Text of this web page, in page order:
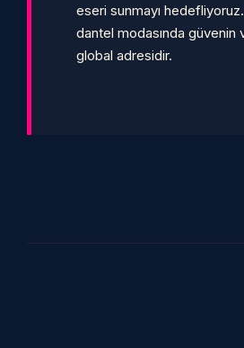
eseri sunmayı
dantel modasında güvenin
global adresidir.